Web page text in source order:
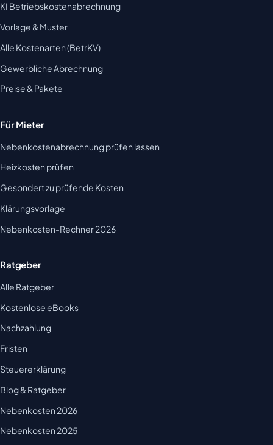
KI Betriebskostenabrechnung
Vorlage & Muster
Alle Kostenarten (BetrKV)
Gewerbliche Abrechnung
Preise & Pakete
Für Mieter
Nebenkostenabrechnung prüfen lassen
Heizkosten prüfen
Gesondert zu prüfende Kosten
Klärungsvorlage
Nebenkosten-Rechner 2026
Ratgeber
Alle Ratgeber
Kostenlose eBooks
Nachzahlung
Fristen
Steuererklärung
Blog & Ratgeber
Nebenkosten 2026
Nebenkosten 2025